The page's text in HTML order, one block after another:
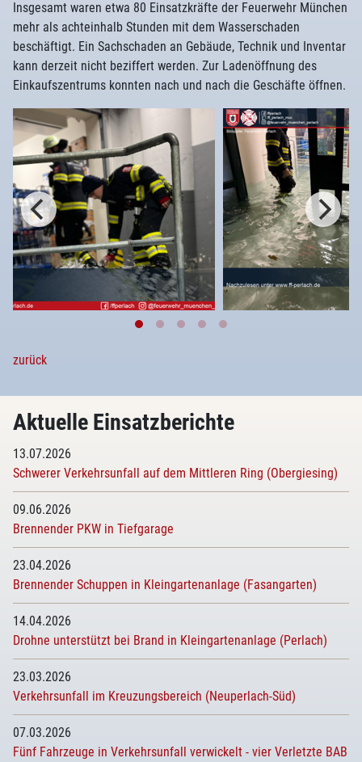
Insgesamt waren etwa 80 Einsatzkräfte der Feuerwehr München
mehr als achteinhalb Stunden mit dem Wasserschaden
beschäftigt. Ein Sachschaden an Gebäude, Technik und Inventar
kann derzeit nicht beziffert werden. Zur Ladenöffnung des
Einkaufszentrums konnten nach und nach die Geschäfte öffnen.
zurück
Aktuelle Einsatzberichte
13.07.2026
Schwerer Verkehrsunfall auf dem Mittleren Ring (Obergiesing)
09.06.2026
Brennender PKW in Tiefgarage
23.04.2026
Brennender Schuppen in Kleingartenanlage (Fasangarten)
14.04.2026
Drohne unterstützt bei Brand in Kleingartenanlage (Perlach)
23.03.2026
Verkehrsunfall im Kreuzungsbereich (Neuperlach-Süd)
07.03.2026
Fünf Fahrzeuge in Verkehrsunfall verwickelt - vier Verletzte BAB